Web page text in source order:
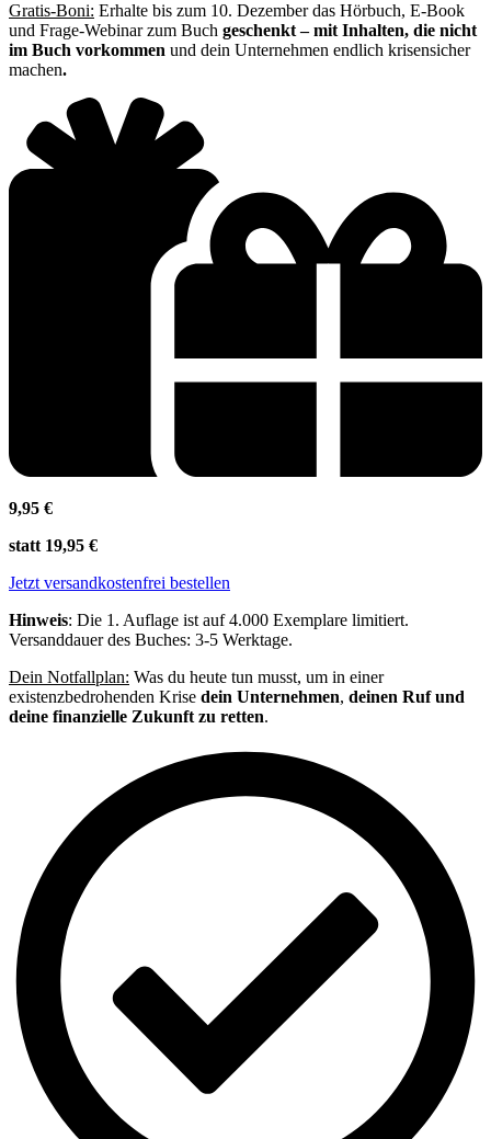
Gratis-Boni: Erhalte bis zum 10. Dezember das Hörbuch, E-Book
und Frage-Webinar zum Buch geschenkt– mit Inhalten, die nicht
im Buch vorkommen und dein Unternehmen endlich krisensicher
machen.
9,95 €
statt 19,95 €
Jetzt versandkostenfrei bestellen
Hinweis: Die 1. Auflage ist auf 4.000 Exemplare limitiert.
Versanddauer des Buches: 3-5 Werktage.
Dein Notfallplan: Was du heute tun musst, um in einer
existenzbedrohenden Krise dein Unternehmen, deinen Ruf und
deine finanzielle Zukunft zu retten.